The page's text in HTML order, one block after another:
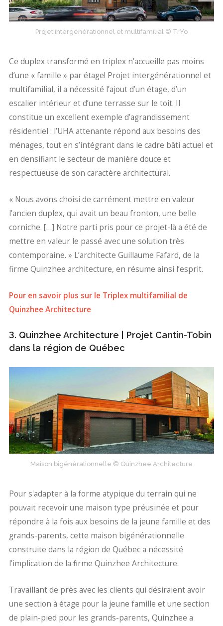
Projet intergénérationnel et multifamilial © TrYo
Ce duplex transformé en triplex n’accueille pas moins
d’une « famille » par étage! Projet intergénérationnel et
multifamilial, il a nécessité l’ajout d’un étage, d’un
escalier intérieur et d’une terrasse sur le toit. Il
constitue un excellent exemple d’agrandissement
résidentiel : l’UHA attenante répond aux besoins des
ménages, tout en s’intégrant dans le cadre bâti actuel et
en densifiant le secteur de manière douce et
respectueuse de son caractère architectural.
« Nous avons choisi de carrément mettre en valeur
l’ancien duplex, qui avait un beau fronton, une belle
corniche. […] Notre parti pris pour ce projet-là a été de
mettre en valeur le passé avec une solution très
contemporaine. » L’architecte Guillaume Fafard, de la
firme Quinzhee architecture, en résume ainsi l’esprit.
Pour en savoir plus sur le Triplex multifamilial de
Quinzhee Architecture
3. Quinzhee Architecture | Projet Cantin-Tobin
dans la région de Québec
Maison bigénérationnelle © Quinzhee Architecture
Pour s'adapter à la forme atypique du terrain qui ne
pouvait recevoir une maison type préusinée et pour
répondre à la fois aux besoins de la jeune famille et des
grands-parents, cette maison bigénérationnelle
construite dans la région de Québec a nécessité
l'implication de la firme Quinzhee Architecture.
Travaillant de près avec les clients qui désiraient avoir
une section à étage pour la jeune famille et une section
de plain-pied pour les grands-parents, Quinzhee a